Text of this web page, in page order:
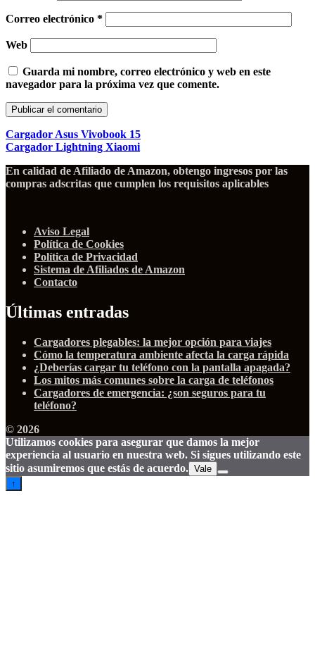
Correo electrónico *
Web
Guarda mi nombre, correo electrónico y web en este
navegador para la próxima vez que comente.
Cargador Asus Vivobook 15
Cargador Lightning Xiaomi
En calidad de Afiliado de Amazon, obtengo ingresos por las
compras adscritas que cumplen los requisitos aplicables
Aviso Legal
Política de Cookies
Política de Privacidad
Sistema de Afiliados de Amazon
Contacto
Últimas entradas
Cargadores plegables: la mejor opción para viajes
Cómo la temperatura ambiente afecta la carga rápida
¿Deberías cargar tu teléfono con la pantalla apagada?
Los mitos más comunes sobre la carga de teléfonos
Cargadores de emergencia: ¿son seguros para tu
teléfono?
© 2026
Utilizamos cookies para asegurar que damos la mejor
experiencia al usuario en nuestra web. Si sigues utilizando este
sitio asumiremos que estás de acuerdo. Vale
↑